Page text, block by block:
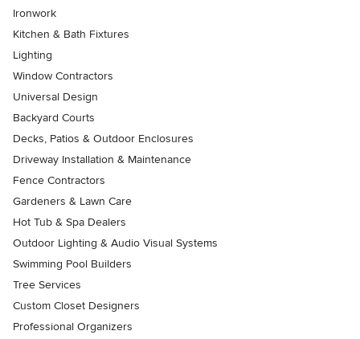
Ironwork
Kitchen & Bath Fixtures
Lighting
Window Contractors
Universal Design
Backyard Courts
Decks, Patios & Outdoor Enclosures
Driveway Installation & Maintenance
Fence Contractors
Gardeners & Lawn Care
Hot Tub & Spa Dealers
Outdoor Lighting & Audio Visual Systems
Swimming Pool Builders
Tree Services
Custom Closet Designers
Professional Organizers